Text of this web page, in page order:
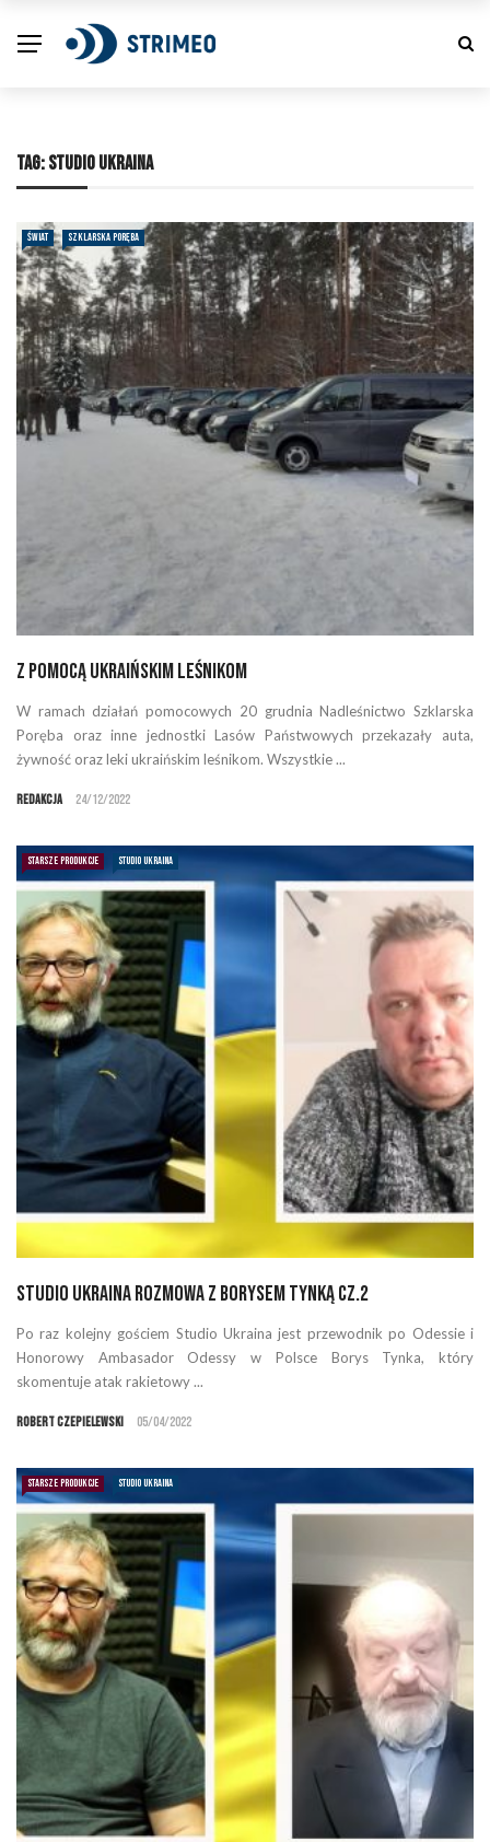
TAG:STUDIO UKRAINA
ŚWIAT SZKLARSKA PORĘBA
Z pomocą ukraińskim leśnikom
W ramach działań pomocowych 20 grudnia Nadleśnictwo Szklarska
Poręba oraz inne jednostki Lasów Państwowych przekazały auta,
żywność oraz leki ukraińskim leśnikom. Wszystkie ...
Redakcja 24/12/2022
STARSZE PRODUKCJE STUDIO UKRAINA
Studio Ukraina rozmowa z Borysem Tynką cz.2
Po raz kolejny gościem Studio Ukraina jest przewodnik po Odessie i
Honorowy Ambasador Odessy w Polsce Borys Tynka, który
skomentuje atak rakietowy ...
Robert Czepielewski 05/04/2022
STARSZE PRODUKCJE STUDIO UKRAINA